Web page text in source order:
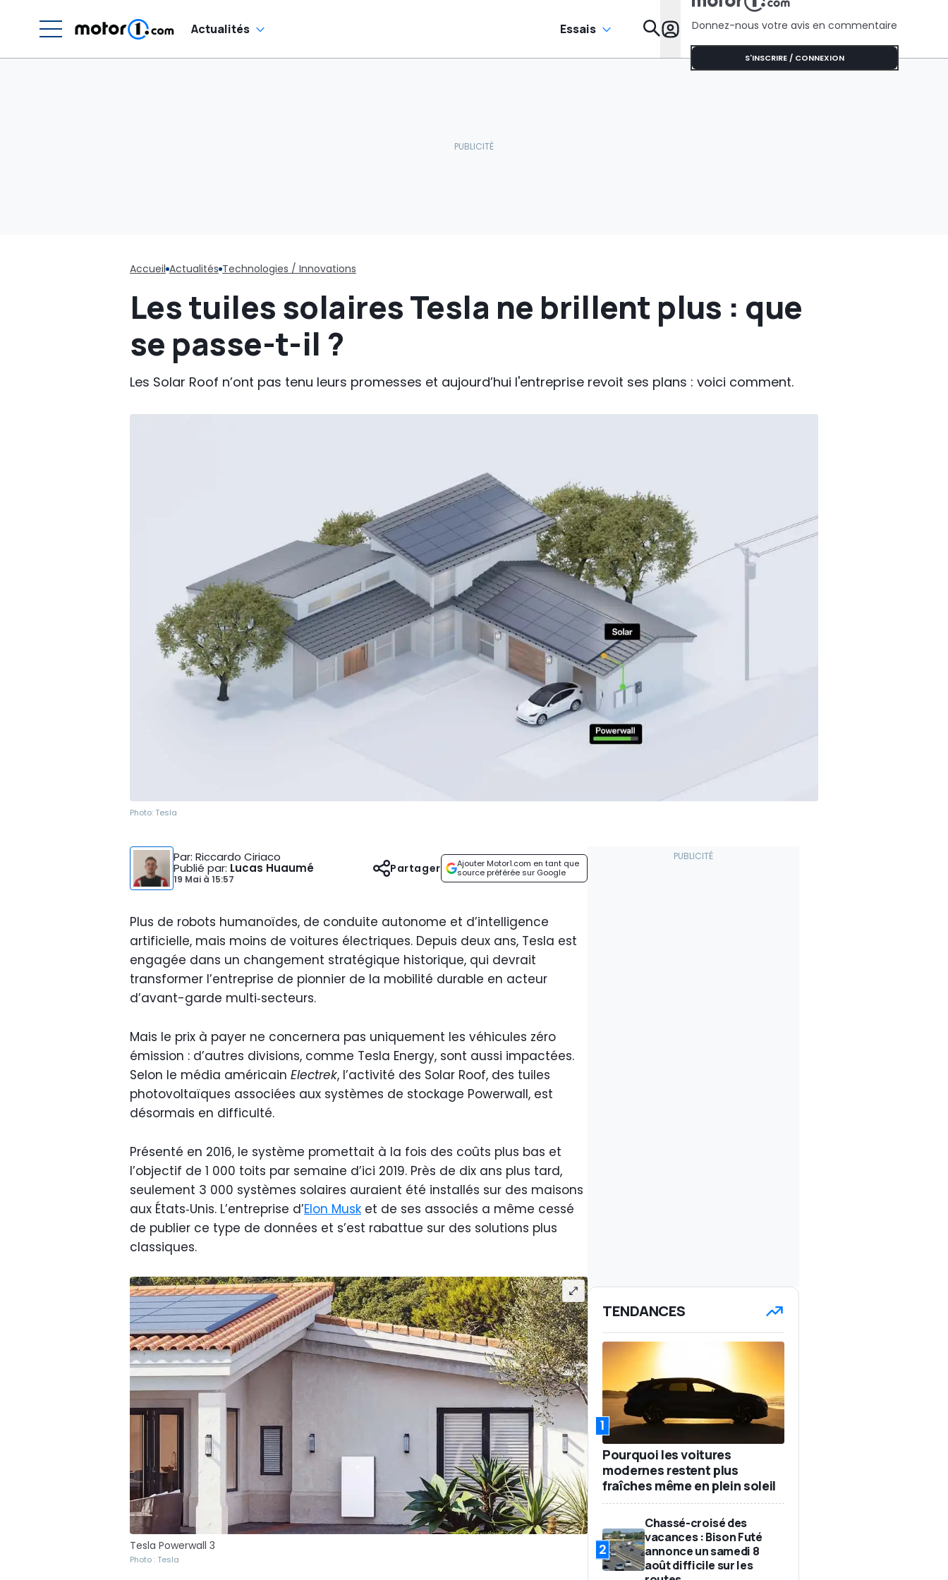
Actualités Essais Donnez-nous votre avis en commentaire
S'INSCRIRE / CONNEXION
Accueil Actualités Technologies / Innovations
Les tuiles solaires Tesla ne brillent plus : que
se passe-t-il ?
Les Solar Roof n’ont pas tenu leurs promesses et aujourd’hui l'entreprise revoit ses plans : voici comment.
Photo: Tesla
Par: Riccardo Ciriaco
Publié par: Lucas Huaumé
19 Mai à 15:57
Ajouter Motor1.com en tant que
source préférée sur Google
Partager
Plus de robots humanoïdes, de conduite autonome et d’intelligence
artificielle, mais moins de voitures électriques. Depuis deux ans, Tesla est
engagée dans un changement stratégique historique, qui devrait
transformer l’entreprise de pionnier de la mobilité durable en acteur
d’avant-garde multi‑secteurs.
Mais le prix à payer ne concernera pas uniquement les véhicules zéro
émission : d’autres divisions, comme Tesla Energy, sont aussi impactées.
Selon le média américain Electrek, l’activité des Solar Roof, des tuiles
photovoltaïques associées aux systèmes de stockage Powerwall, est
désormais en difficulté.
Présenté en 2016, le système promettait à la fois des coûts plus bas et
l’objectif de 1 000 toits par semaine d’ici 2019. Près de dix ans plus tard,
seulement 3 000 systèmes solaires auraient été installés sur des maisons
aux États‑Unis. L’entreprise d’Elon Musk et de ses associés a même cessé
de publier ce type de données et s’est rabattue sur des solutions plus
classiques.
Tesla Powerwall 3
Photo : Tesla
TENDANCES
1
Pourquoi les voitures
modernes restent plus
fraîches même en plein soleil
2
Chassé-croisé des
vacances : Bison Futé
annonce un samedi 8
août difficile sur les